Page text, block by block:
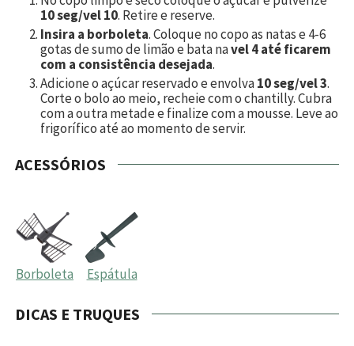
10 seg/vel 10. Retire e reserve.
Insira a borboleta. Coloque no copo as natas e 4-6
gotas de sumo de limão e bata navel 4 até ficarem
com a consistência desejada.
Adicione o açúcar reservado e envolva10 seg/vel 3.
Corte o bolo ao meio, recheie com o chantilly. Cubra
com a outra metade e finalize com a mousse. Leve ao
frigorífico até ao momento de servir.
ACESSÓRIOS
Borboleta Espátula
DICAS E TRUQUES